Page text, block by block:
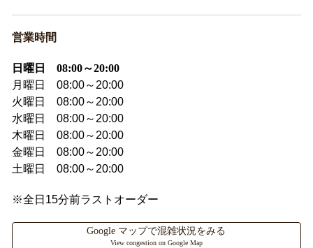
営業時間
日曜日 08:00～20:00
月曜日 08:00～20:00
火曜日 08:00～20:00
水曜日 08:00～20:00
木曜日 08:00～20:00
金曜日 08:00～20:00
土曜日 08:00～20:00
※全日15分前ラストオーダー
Google マップで混雑状況をみる
View congestion on Google Map